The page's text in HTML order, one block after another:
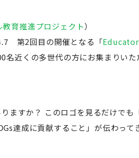
教育推進プロジェクト）
第2回目の開催となる「
名近くの多世代の方にお集まりいた
ますか？ このロゴを見るだけでも
達成に貢献すること」が伝わって